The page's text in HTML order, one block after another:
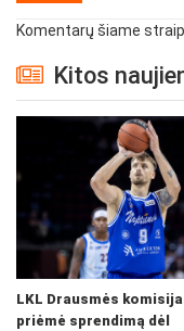
Komentarų šiame
Kitos
LKL Drausmės komisija
priėmė sprendimą dėl